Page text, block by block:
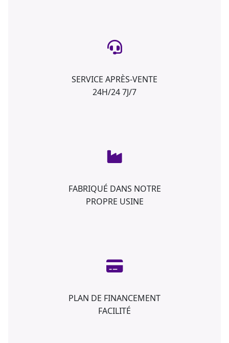
SERVICE APRÈS-VENTE
24H/24 7J/7
FABRIQUÉ DANS NOTRE
PROPRE USINE
PLAN DE FINANCEMENT
FACILITÉ